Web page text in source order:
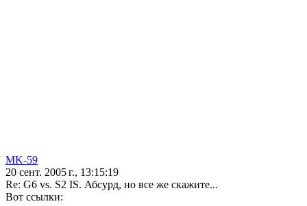
MK-59
20 сент. 2005 г., 13:15:19
Re: G6 vs. S2 IS. Абсурд, но все же скажите...
Вот ссылки: